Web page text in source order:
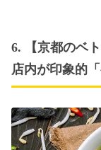
6. 【京都のベ
店内が印象的